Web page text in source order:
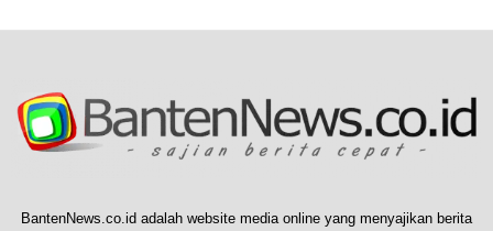
BantenNews.co.id adalah website media online yang menyajikan berita